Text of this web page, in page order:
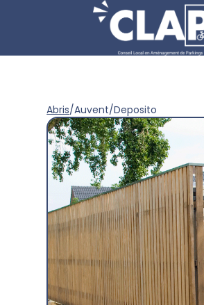
Abris/Auvent/Deposito